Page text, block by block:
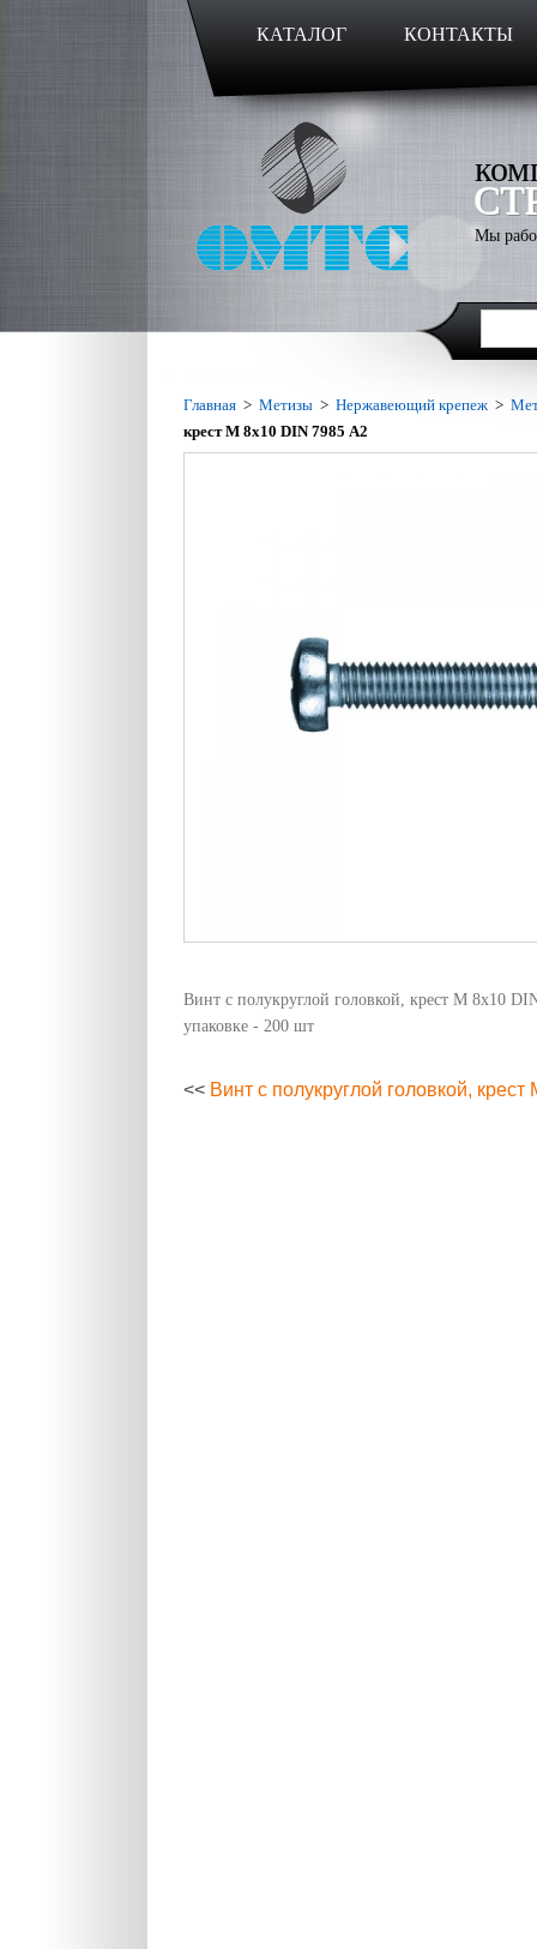
КАТАЛОГ КОНТАКТЫ
Мы
Главная > Метизы > Нержавеющий крепеж >
крест M 8х10 DIN 7985 А2
Винт с полукруглой головкой, крест M 8х10
упаковке - 200 шт
<< Винт с полукруглой головкой,